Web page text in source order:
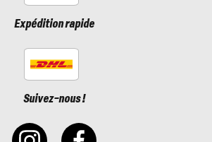
Expédition rapide
Suivez-nous !